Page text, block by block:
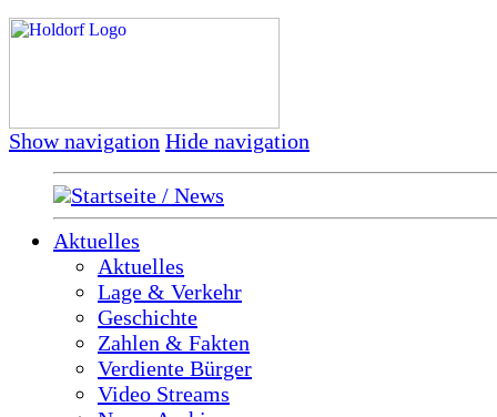
Show navigation Hide navigation
Startseite / News
Aktuelles
Aktuelles
Lage & Verkehr
Geschichte
Zahlen & Fakten
Verdiente Bürger
Video Streams